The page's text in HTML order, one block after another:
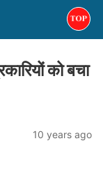
को बचा
10 years ago